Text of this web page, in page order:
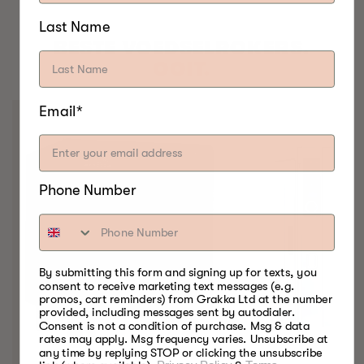
BESTE VOEDSELROKERS.
Last Name
Email*
Phone Number
By submitting this form and signing up for texts, you
consent to receive marketing text messages (e.g.
promos, cart reminders) from Grakka Ltd at the number
provided, including messages sent by autodialer.
Consent is not a condition of purchase. Msg & data
rates may apply. Msg frequency varies. Unsubscribe at
any time by replying STOP or clicking the unsubscribe